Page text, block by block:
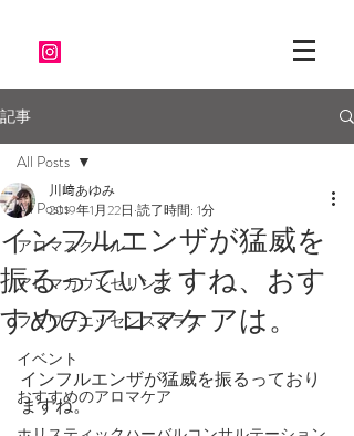
記事
All Posts
アロマスクール
アロマカウンセリング
フラワーエッセンスクラス
イベント
おすすめのアロマケア
All Posts
インフルエンザが猛威を
振るっていますね、おす
すめのアロマケアは。
川﨑あゆみ
2019年1月22日 読了時間: 1分
インフルエンザが猛威を振るっており
ますね。